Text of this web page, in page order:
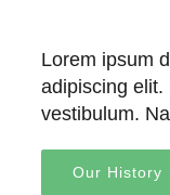
Lorem ipsum
adipiscing elit.
vestibulum.
Our History